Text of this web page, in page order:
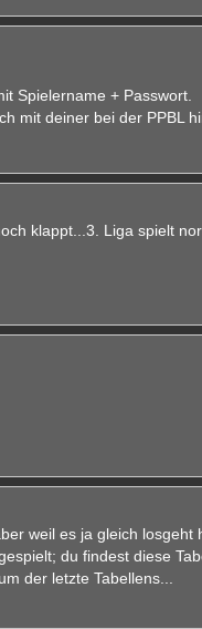
Spielername + Passwort.
mit deiner bei der PPBL
klappt...3. Liga spielt
weil es ja gleich
du findest diese
der letzte Tabellens...